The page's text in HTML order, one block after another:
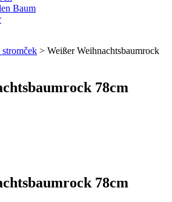
Baum
> Weißer Weihnachtsbaumrock
78cm
78cm